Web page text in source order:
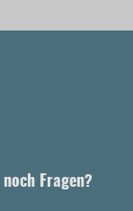
noch Fragen?